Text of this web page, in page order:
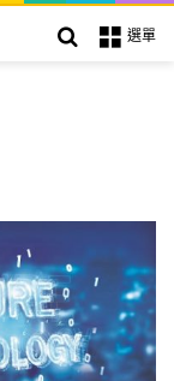
選單
搜索